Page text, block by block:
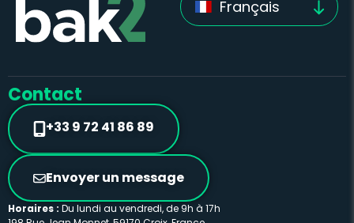
Français
Contact
+33 9 72 41 86 89
Envoyer un message
Horaires : Du lundi au vendredi, de 9h à 17h